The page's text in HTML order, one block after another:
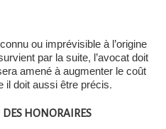
ou imprévisible à l’origine
par la suite, l’avocat doit
amené à augmenter le coût
il doit aussi être précis.
HONORAIRES